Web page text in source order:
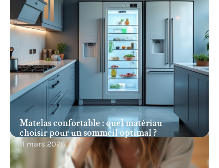
Matelas confortable : quel matériau
choisir pour un sommeil optimal ?
11 mars 2026